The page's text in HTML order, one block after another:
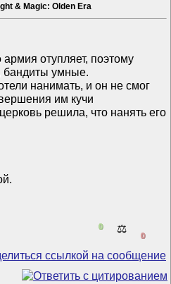
& Magic: Olden Era
отупляет, поэтому
умные.
нанимать, и он не смог
им кучи
решила, что нанять его
0 ⚖️
0